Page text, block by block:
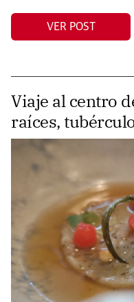
VER POST
Viaje al centro
raíces,